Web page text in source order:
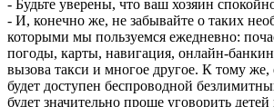
- Будьте уверены, что ваш хозяин
- И, конечно же, не забывайте о таких
которыми мы пользуемся ежедневно:
погоды, карты, навигация, онлайн-
вызова такси и многое другое. К тому же,
будет доступен беспроводной
будет значительно проще уговорить